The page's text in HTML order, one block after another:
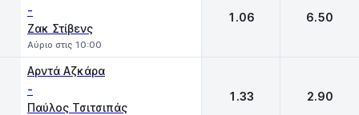
-
Ζακ Στίβενς
Αύριο στις 10:00
1.06 6.50
Αρντά Αζκάρα
-
Παύλος Τσιτσιπάς
1.33 2.90